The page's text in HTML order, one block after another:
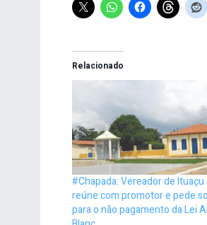
Relacionado
#Chapada: Vereador de Ituaçu
reúne com promotor e pede
para o não pagamento da Lei